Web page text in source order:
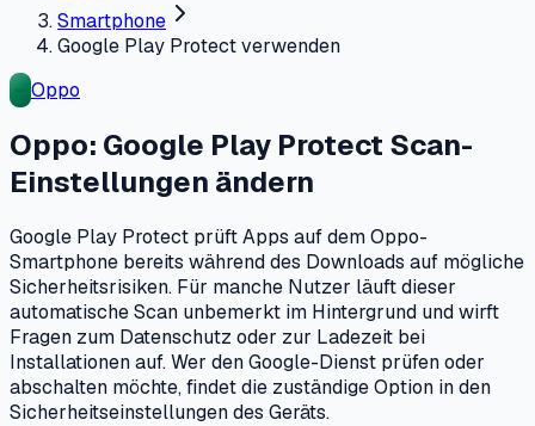
Smartphone
Google Play Protect verwenden
Oppo
Oppo: Google Play Protect Scan-
Einstellungen ändern
Google Play Protect prüft Apps auf dem Oppo-
Smartphone bereits während des Downloads auf mögliche
Sicherheitsrisiken. Für manche Nutzer läuft dieser
automatische Scan unbemerkt im Hintergrund und wirft
Fragen zum Datenschutz oder zur Ladezeit bei
Installationen auf. Wer den Google-Dienst prüfen oder
abschalten möchte, findet die zuständige Option in den
Sicherheitseinstellungen des Geräts.